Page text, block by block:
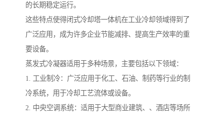
的长期稳定运行。
这些特点使得闭式冷却塔一体机在工业冷却领域得到了
广泛应用，成为许多企业节能减排、提高生产效率的重
要设备。
蒸发式冷凝器适用于多种场景，主要包括以下领域：
1. 工业制冷：广泛应用于化工、石油、制药等行业的制
冷系统，用于冷却工艺流体或设备。
2. 中央空调系统：适用于大型商业建筑、、酒店等场所